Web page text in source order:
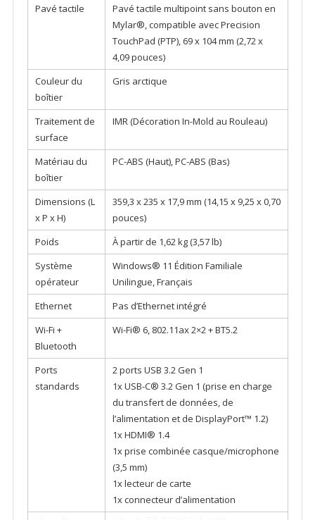
Pavé tactile
Pavé tactile multipoint sans bouton en
Mylar®, compatible avec Precision
TouchPad (PTP), 69 x 104 mm (2,72 x
4,09 pouces)
Couleur du
boîtier
Gris arctique
Traitement de
surface
IMR (Décoration In-Mold au Rouleau)
Matériau du
boîtier
PC-ABS (Haut), PC-ABS (Bas)
Dimensions (L
x P x H)
359,3 x 235 x 17,9 mm (14,15 x 9,25 x 0,70
pouces)
Poids
À partir de 1,62 kg (3,57 lb)
Système
opérateur
Windows® 11 Édition Familiale
Unilingue, Français
Ethernet
Pas d’Ethernet intégré
Wi-Fi +
Bluetooth
Wi-Fi® 6, 802.11ax 2×2 + BT5.2
Ports
standards
2 ports USB 3.2 Gen 1
1x USB-C® 3.2 Gen 1 (prise en charge
du transfert de données, de
l’alimentation et de DisplayPort™ 1.2)
1x HDMI® 1.4
1x prise combinée casque/microphone
(3,5 mm)
1x lecteur de carte
1x connecteur d’alimentation